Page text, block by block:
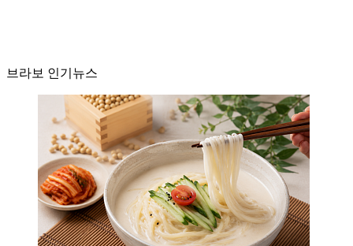
브라보 인기뉴스